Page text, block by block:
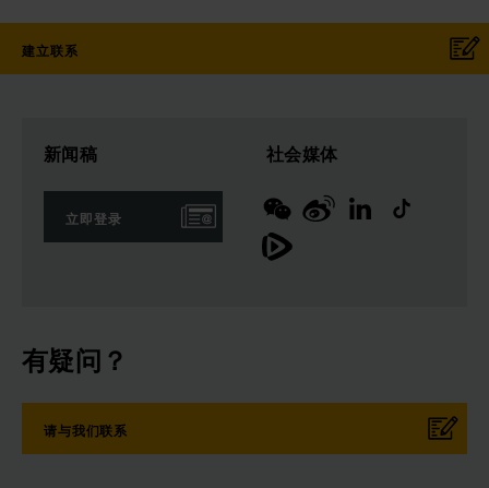
建立联系
新闻稿
立即登录
社会媒体
有疑问？
请与我们联系